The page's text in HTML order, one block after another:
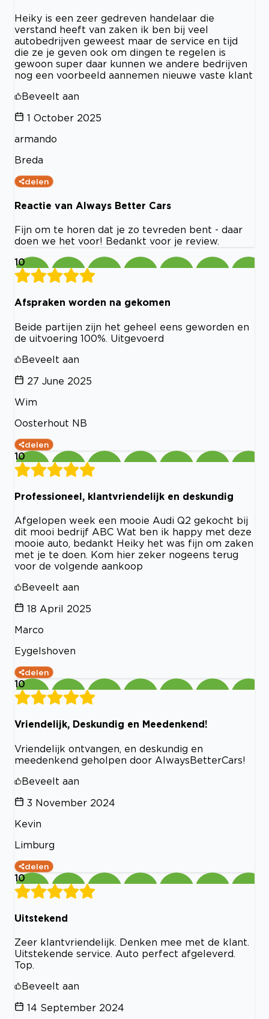
Heiky is een zeer gedreven handelaar die
verstand heeft van zaken ik ben bij veel
autobedrijven geweest maar de service en tijd
die ze je geven ook om dingen te regelen is
gewoon super daar kunnen we andere bedrijven
nog een voorbeeld aannemen nieuwe vaste klant
Beveelt aan
1 October 2025
armando
Breda
delen
Reactie van Always Better Cars
Fijn om te horen dat je zo tevreden bent - daar
doen we het voor! Bedankt voor je review.
10
Afspraken worden na gekomen
Beide partijen zijn het geheel eens geworden en
de uitvoering 100%. Uitgevoerd
Beveelt aan
27 June 2025
Wim
Oosterhout NB
delen
10
Professioneel, klantvriendelijk en deskundig
Afgelopen week een mooie Audi Q2 gekocht bij
dit mooi bedrijf ABC Wat ben ik happy met deze
mooie auto, bedankt Heiky het was fijn om zaken
met je te doen. Kom hier zeker nogeens terug
voor de volgende aankoop
Beveelt aan
18 April 2025
Marco
Eygelshoven
delen
10
Vriendelijk, Deskundig en Meedenkend!
Vriendelijk ontvangen, en deskundig en
meedenkend geholpen door AlwaysBetterCars!
Beveelt aan
3 November 2024
Kevin
Limburg
delen
10
Uitstekend
Zeer klantvriendelijk. Denken mee met de klant.
Uitstekende service. Auto perfect afgeleverd.
Top.
Beveelt aan
14 September 2024